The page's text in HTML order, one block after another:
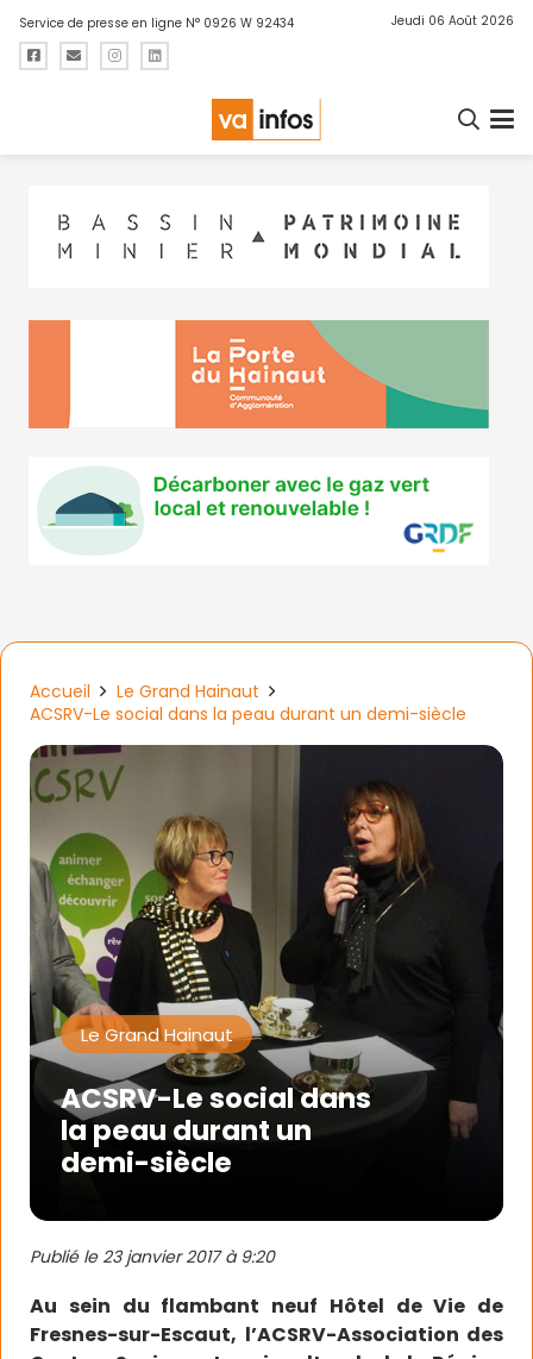
Service de presse en ligne N° 0926 W 92434 Jeudi 06 Août 2026
Accueil
Le Grand Hainaut
ACSRV-Le social dans la peau durant un demi-siècle
Le Grand Hainaut
ACSRV-Le social dans
la peau durant un
demi-siècle
Publié le23 janvier 2017 à 9:20
Au sein du flambant neuf Hôtel de Vie de
Fresnes-sur-Escaut, l’ACSRV-Association des